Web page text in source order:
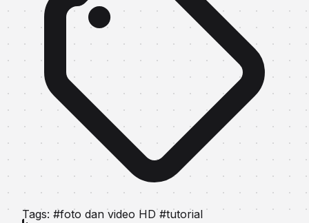
Tags: #foto dan video HD#tutorial